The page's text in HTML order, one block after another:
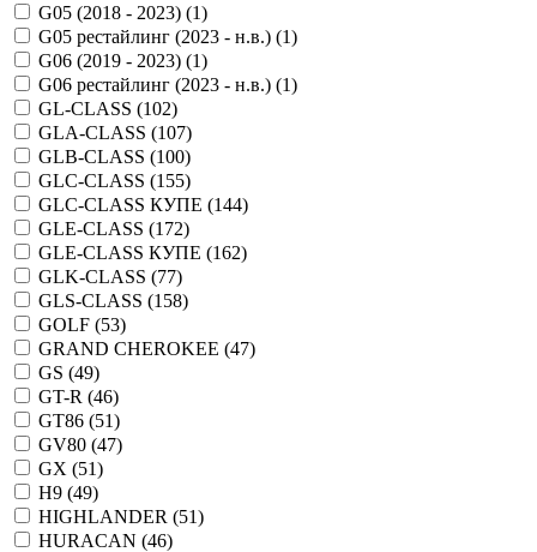
G05 (2018 - 2023) (1)
G05 рестайлинг (2023 - н.в.) (1)
G06 (2019 - 2023) (1)
G06 рестайлинг (2023 - н.в.) (1)
GL-CLASS (102)
GLA-CLASS (107)
GLB-CLASS (100)
GLC-CLASS (155)
GLC-CLASS КУПЕ (144)
GLE-CLASS (172)
GLE-CLASS КУПЕ (162)
GLK-CLASS (77)
GLS-CLASS (158)
GOLF (53)
GRAND CHEROKEE (47)
GS (49)
GT-R (46)
GT86 (51)
GV80 (47)
GX (51)
H9 (49)
HIGHLANDER (51)
HURACAN (46)